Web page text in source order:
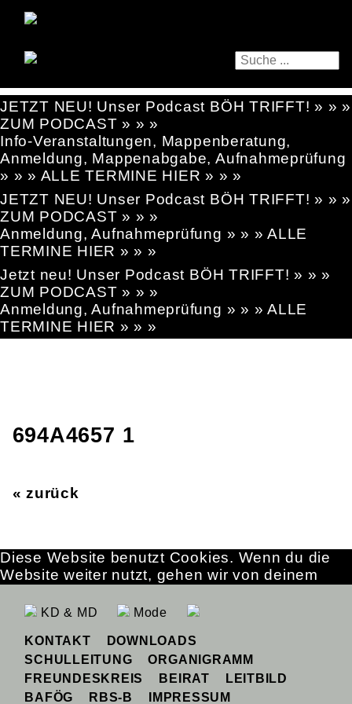
JETZT NEU! Unser Podcast BÖH TRIFFT! » » »
ZUM PODCAST » » »
Info-Veranstaltungen, Mappenberatung,
Anmeldung, Mappenabgabe, Aufnahmeprüfung
» » » ALLE TERMINE HIER » » »
JETZT NEU! Unser Podcast BÖH TRIFFT! » » »
ZUM PODCAST » » »
Anmeldung, Aufnahmeprüfung » » » ALLE
TERMINE HIER » » »
Jetzt neu! Unser Podcast BÖH TRIFFT! » » »
ZUM PODCAST » » »
Anmeldung, Aufnahmeprüfung » » » ALLE
TERMINE HIER » » »
694A4657 1
« zurück
KD & MD Mode
KONTAKT
DOWNLOADS
SCHULLEITUNG
ORGANIGRAMM
FREUNDESKREIS
BEIRAT
LEITBILD
BAFÖG
RBS-B IMPRESSUM
Diese Website benutzt Cookies. Wenn du die
Website weiter nutzt, gehen wir von deinem